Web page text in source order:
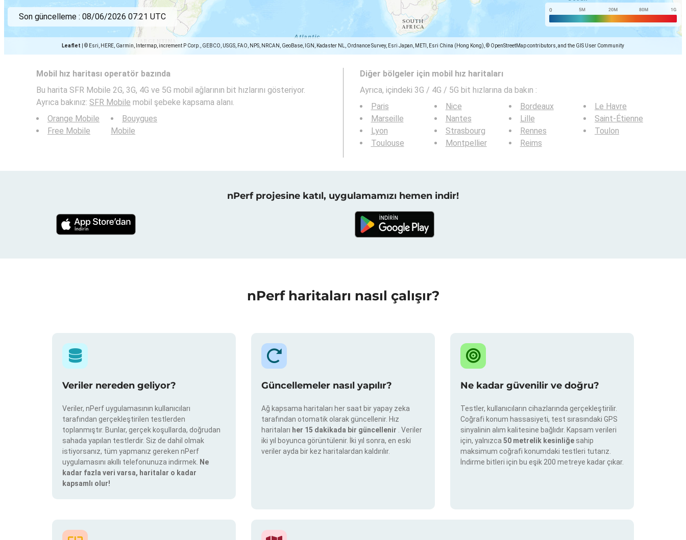
Leaflet © Esri, HERE, Garmin, Intermap, increment P Corp., GEBCO, USGS, FAO, NPS, NRCAN, GeoBase, IGN, Kadaster NL, Ordnance Survey, Esri Japan, METI, Esri China (Hong Kong), © OpenStreetMap contributors, and the GIS User Community
Son güncelleme : 08/06/2026 07:21 UTC
Mobil hız haritası operatör bazında
Bu harita SFR Mobile 2G, 3G, 4G ve 5G mobil ağlarının bit hızlarını gösteriyor.
Ayrıca bakınız: SFR Mobile mobil şebeke kapsama alanı.
Orange Mobile
Free Mobile
Bouygues
Mobile
Diğer bölgeler için mobil hız haritaları
Ayrıca, içindeki 3G / 4G / 5G bit hızlarına da bakın :
Paris
Marseille
Lyon
Toulouse
Nice
Nantes
Strasbourg
Montpellier
Bordeaux
Lille
Rennes
Reims
Le Havre
Saint-Étienne
Toulon
nPerf projesine katıl, uygulamamızı hemen indir!
nPerf haritaları nasıl çalışır?
Veriler nereden geliyor?
Veriler, nPerf uygulamasının kullanıcıları
tarafından gerçekleştirilen testlerden
toplanmıştır. Bunlar, gerçek koşullarda, doğrudan
sahada yapılan testlerdir. Siz de dahil olmak
istiyorsanız, tüm yapmanız gereken nPerf
uygulamasını akıllı telefonunuza indirmek. Ne
kadar fazla veri varsa, haritalar o kadar
kapsamlı olur!
Güncellemeler nasıl yapılır?
Ağ kapsama haritaları her saat bir yapay zeka
tarafından otomatik olarak güncellenir. Hız
haritaları her 15 dakikada bir güncellenir
. Veriler
iki yıl boyunca görüntülenir. İki yıl sonra, en eski
veriler ayda bir kez haritalardan kaldırılır.
Ne kadar güvenilir ve doğru?
Testler, kullanıcıların cihazlarında gerçekleştirilir.
Coğrafi konum hassasiyeti, test sırasındaki GPS
sinyalinin alım kalitesine bağlıdır. Kapsam verileri
için, yalnızca 50 metrelik kesinliğe sahip
maksimum coğrafi konumdaki testleri tutarız.
İndirme bitleri için bu eşik 200 metreye kadar çıkar.